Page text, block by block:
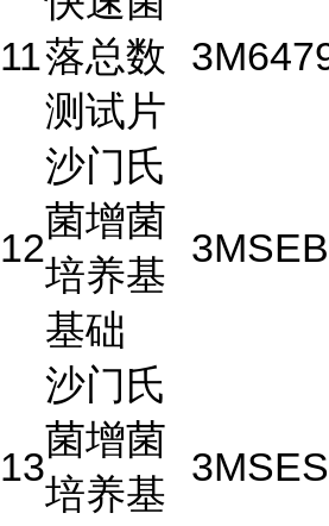
11落总数
测试片
3M
12
沙门氏
菌增菌
培养基
基础
3M
13
沙门氏
菌增菌
培养基
3M